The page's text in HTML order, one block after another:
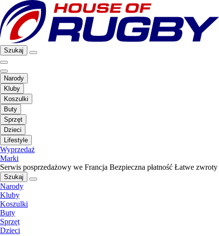
Szukaj
Narody
Kluby
Koszulki
Buty
Sprzęt
Dzieci
Lifestyle
Wyprzedaż
Marki
Serwis posprzedażowy we Francja Bezpieczna płatność Łatwe zwroty
Szukaj
Narody
Kluby
Koszulki
Buty
Sprzęt
Dzieci